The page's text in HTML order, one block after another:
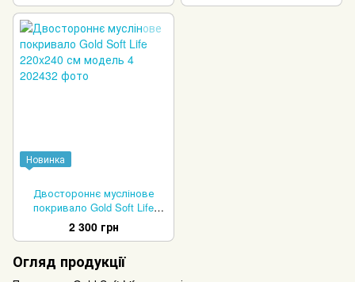
Новинка
Двостороннє муслінове
покривало Gold Soft Life
220x240 см модель 4
2 300 грн
Огляд продукції